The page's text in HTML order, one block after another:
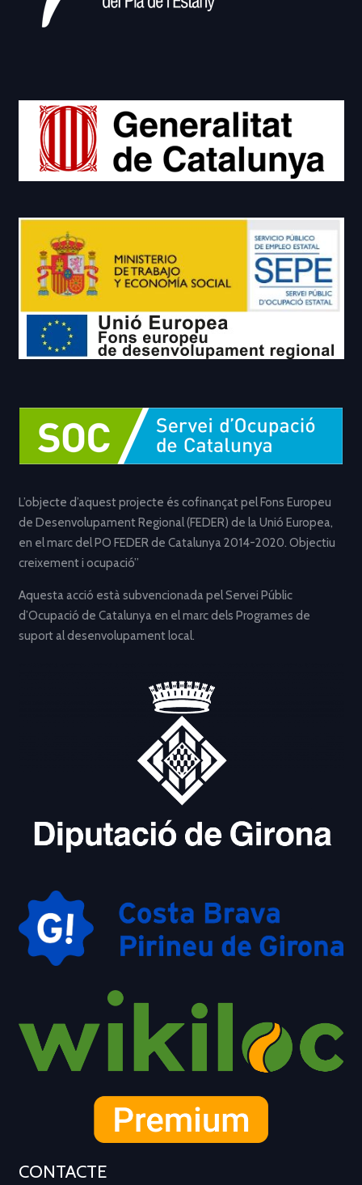
L’objecte d’aquest projecte és cofinançat pel Fons Europeu
de Desenvolupament Regional (FEDER) de la Unió Europea,
en el marc del PO FEDER de Catalunya 2014-2020. Objectiu
creixement i ocupació”
Aquesta acció està subvencionada pel Servei Públic
d’Ocupació de Catalunya en el marc dels Programes de
suport al desenvolupament local.
CONTACTE